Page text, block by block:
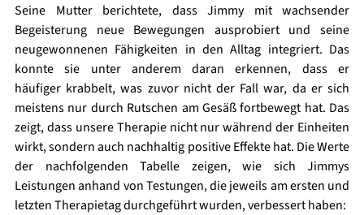
Seine Mutter berichtete, dass Jimmy mit wachsender
Begeisterung neue Bewegungen ausprobiert und seine
neugewonnenen Fähigkeiten in den Alltag integriert. Das
konnte sie unter anderem daran erkennen, dass er
häufiger krabbelt, was zuvor nicht der Fall war, da er sich
meistens nur durch Rutschen am Gesäß fortbewegt hat. Das
zeigt, dass unsere Therapie nicht nur während der Einheiten
wirkt, sondern auch nachhaltig positive Effekte hat. Die Werte
der nachfolgenden Tabelle zeigen, wie sich Jimmys
Leistungen anhand von Testungen, die jeweils am ersten und
letzten Therapietag durchgeführt wurden, verbessert haben: